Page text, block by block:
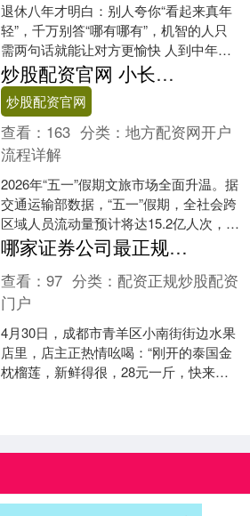
退休八年才明白：别人夸你“看起来真年
轻”，千万别答“哪有哪有”，机智的人只
需两句话就能让对方更愉快 人到中年、
步入退休，慢慢读懂了人情世故里的大
智慧。生活中我们....
炒股配资官网 小长假里看中国｜从“流量”变“留量”，文旅产业提质升级
炒股配资官网
查看： 163 分类：地方配资网开户
流程详解
2026年“五一”假期文旅市场全面升温。据
交通运输部数据，“五一”假期，全社会跨
区域人员流动量预计将达15.2亿人次，创
历史同期新高。 各地文旅市场以品质供
给、....
哪家证券公司最正规 今年贵价水果为啥不贵了？
查看：97 分类：配资正规炒股配资
门户
4月30日，成都市青羊区小南街街边水果
店里，店主正热情吆喝：“刚开的泰国金
枕榴莲，新鲜得很，28元一斤，快来挑